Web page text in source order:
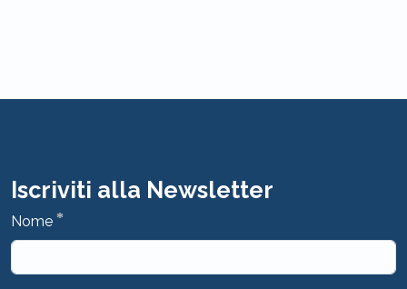
Iscriviti alla Newsletter
Nome *